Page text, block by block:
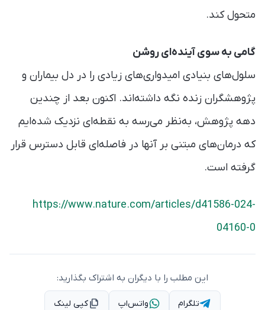
متحول کند.
گامی به سوی آینده‌ای روشن
سلول‌های بنیادی امیدواری‌های زیادی را در دل بیماران و
پژوهشگران زنده‌ نگه داشته‌اند. اکنون بعد از چندین
دهه پژوهش، به‌نظر می‌رسه به نقطه‌ای نزدیک شده‌ایم
که درمان‌های مبتنی بر آنها در فاصله‌ای قابل دسترس قرار
گرفته است.
https://www.nature.com/articles/d41586-024-
04160-0
این مطلب را با دیگران به اشتراک بگذارید:
تلگرام واتس‌اپ کپی لینک